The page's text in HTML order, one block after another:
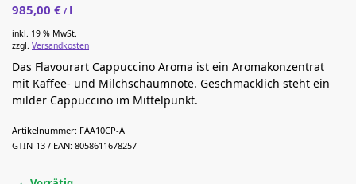
985,00 € / l
inkl. 19 % MwSt.
zzgl. Versandkosten
Das Flavourart Cappuccino Aroma ist ein Aromakonzentrat
mit Kaffee- und Milchschaumnote. Geschmacklich steht ein
milder Cappuccino im Mittelpunkt.
Artikelnummer: FAA10CP-A
GTIN-13 / EAN: 8058611678257